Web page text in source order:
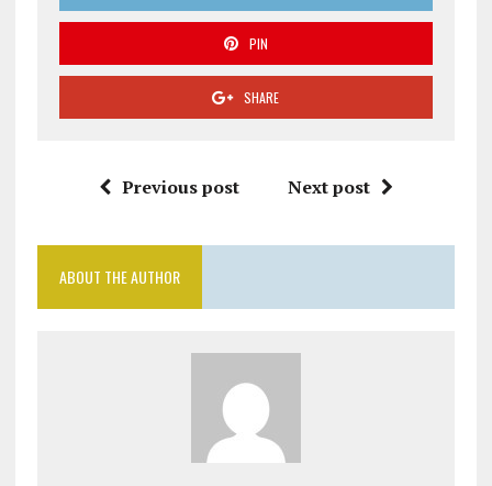
PIN
SHARE
Previous post Next post
ABOUT THE AUTHOR